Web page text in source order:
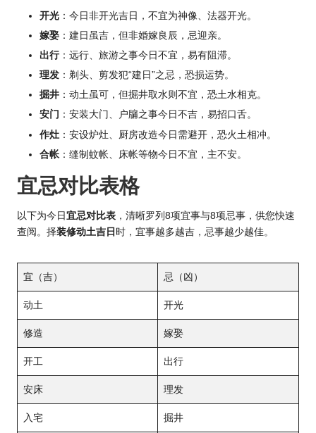
开光 ：今日非开光吉日，不宜为神像、法器开光。
嫁娶 ：建日虽吉，但非婚嫁良辰，忌迎亲。
出行：远行、旅游之事今日不宜，易有阻滞。
理发 ：剃头、剪发犯“建日”之忌，恐损运势。
掘井 ：动土虽可，但掘井取水则不宜，恐土水相克。
安门 ：安装大门、户牖之事今日不吉，易招口舌。
作灶 ：安设炉灶、厨房改造今日需避开，恐火土相冲。
合帐 ：缝制蚊帐、床帐等物今日不宜，主不安。
宜忌对比表格
以下为今日 宜忌对比表 ，清晰罗列8项宜事与8项忌事，供您快速
查阅。择装修动土吉日 时，宜事越多越吉，忌事越少越佳。
宜（吉） 忌（凶）
动土 开光
修造 嫁娶
开工 出行
安床 理发
入宅 掘井